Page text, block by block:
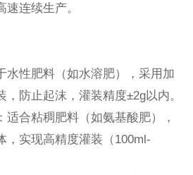
连续生产。
水性肥料（如水溶肥），采用加
防止起沫，灌装精度±2g以内。
适合粘稠肥料（如氨基酸肥），
，实现高精度灌装（100ml-